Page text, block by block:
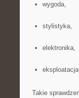
wygoda,
stylistyka,
elektronika,
Takie